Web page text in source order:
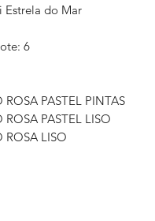
Estrela do Mar
6
ROSA PASTEL PINTAS
PASTEL LISO
ROSA LISO